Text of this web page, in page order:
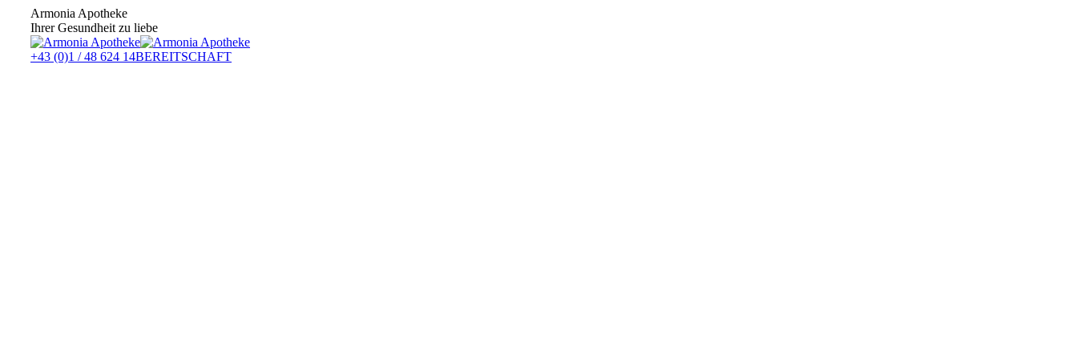
Inhalt
springen
Armonia Apotheke
Ihrer Gesundheit zu liebe
+43 (0)1 / 48 624 14BEREITSCHAFT